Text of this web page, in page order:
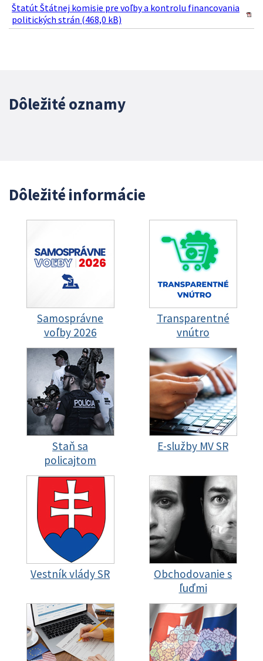
Štatút Štátnej komisie pre voľby a kontrolu financovania
politických strán (468,0 kB)
Dôležité oznamy
Dôležité informácie
Samosprávne
voľby 2026
Transparentné
vnútro
Staň sa
policajtom
E-služby MV SR
Vestník vlády SR
Obchodovanie s
ľuďmi